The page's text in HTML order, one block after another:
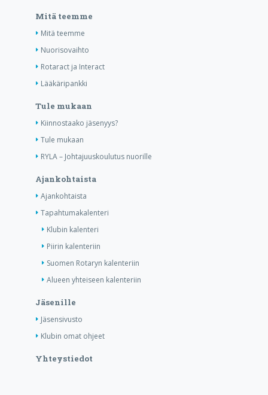
Mitä teemme
Mitä teemme
Nuorisovaihto
Rotaract ja Interact
Lääkäripankki
Tule mukaan
Kiinnostaako jäsenyys?
Tule mukaan
RYLA – Johtajuuskoulutus nuorille
Ajankohtaista
Ajankohtaista
Tapahtumakalenteri
Klubin kalenteri
Piirin kalenteriin
Suomen Rotaryn kalenteriin
Alueen yhteiseen kalenteriin
Jäsenille
Jäsensivusto
Klubin omat ohjeet
Yhteystiedot